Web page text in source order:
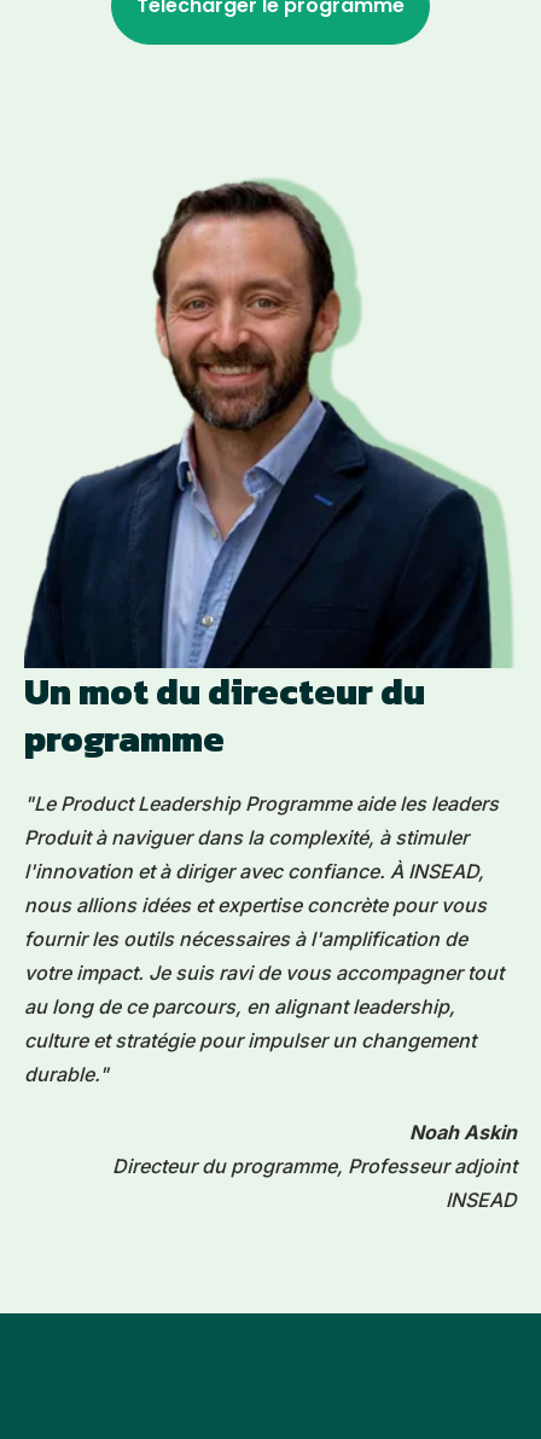
Un mot du directeur du
programme
"Le Product Leadership Programme aide les leaders
Produit à naviguer dans la complexité, à stimuler
l'innovation et à diriger avec confiance. À INSEAD,
nous allions idées et expertise concrète pour vous
fournir les outils nécessaires à l'amplification de
votre impact. Je suis ravi de vous accompagner tout
au long de ce parcours, en alignant leadership,
culture et stratégie pour impulser un changement
durable."
Noah Askin
Directeur du programme, Professeur adjoint
INSEAD